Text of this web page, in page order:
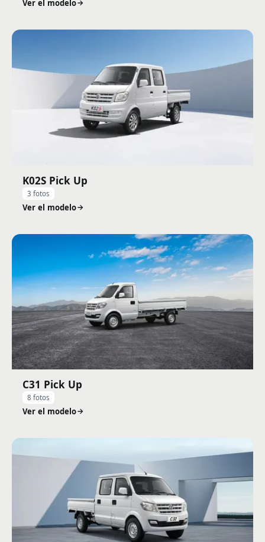
Ver el modelo
K02S Pick Up
3 fotos
Ver el modelo
C31 Pick Up
8 fotos
Ver el modelo